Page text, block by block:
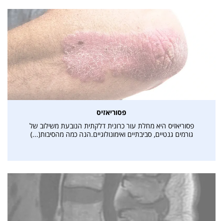
אני מאשרת קבלת דיוור פרסומי במייל
פסוריאזיס
פסוריאזיס היא מחלת עור כרונית דלקתית הנובעת משילוב של
גורמים גנטיים, סביבתיים ואימונולוגיים.הנה כמה מהסיבות(...)